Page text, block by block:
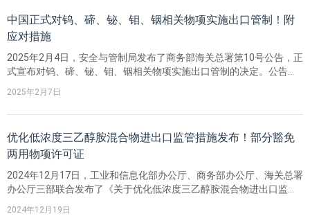
中国正式对钨、碲、铋、钼、铟相关物项实施出口管制！附
应对措施
2025年2月4日，安全与管制局发布了商务部海关总署第10号公告，正
式宣布对钨、碲、铋、钼、铟相关物项实施出口管制的决定。​公告自
宣布之日起（2月4日）正式实施，《中华人民共和国两用物项出口管
制清单》同步予以更新。
2025年2月7日
优化低浓度三乙醇胺混合物进出口监管措施发布！部分豁免
两用物项许可证
2024年12月17日，工业和信息化部办公厅、商务部办公厅、海关总署
办公厅三部联合发布了《关于优化低浓度三乙醇胺混合物进出口监管
措施（2024年版）的通知》，该公告自2025年1月1日起实施。
2024年12月19日